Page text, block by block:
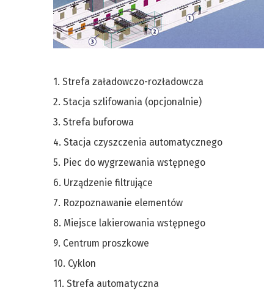
1. Strefa załadowczo-rozładowcza
2. Stacja szlifowania (opcjonalnie)
3. Strefa buforowa
4. Stacja czyszczenia automatycznego
5. Piec do wygrzewania wstępnego
6. Urządzenie filtrujące
7. Rozpoznawanie elementów
8. Miejsce lakierowania wstępnego
9. Centrum proszkowe
10. Cyklon
11. Strefa automatyczna